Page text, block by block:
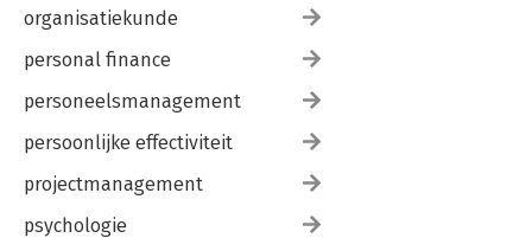
organisatiekunde
personal finance
personeelsmanagement
persoonlijke effectiviteit
projectmanagement
psychologie